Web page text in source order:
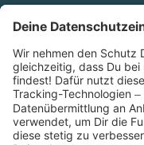
Partnerprogramm
Folge uns auf